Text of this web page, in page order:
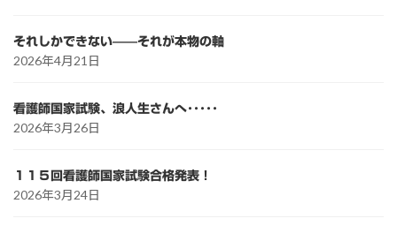
それしかできない——それが本物の軸
2026年4月21日
看護師国家試験、浪人生さんへ･････
2026年3月26日
１１５回看護師国家試験合格発表！
2026年3月24日